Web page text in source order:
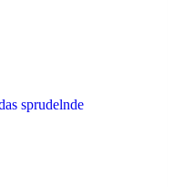
sprudelnde